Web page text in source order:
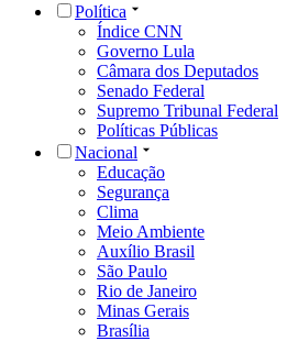
Política
Índice CNN
Governo Lula
Câmara dos Deputados
Senado Federal
Supremo Tribunal Federal
Políticas Públicas
Nacional
Educação
Segurança
Clima
Meio Ambiente
Auxílio Brasil
São Paulo
Rio de Janeiro
Minas Gerais
Brasília